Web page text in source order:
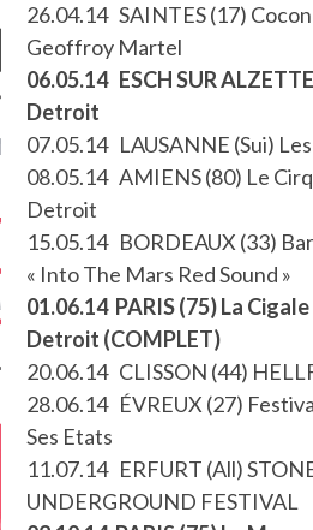
CRITIQUES
REV...
5.4
CLAN – A BE...
6.8
– HEL...
26.04.14 SAINTES (17)
Geoffroy Martel
06.05.14 ESCH SUR
Detroit
07.05.14 LAUSANNE (Sui)
08.05.14 AMIENS (80) Le
Detroit
15.05.14 BORDEAUX (33)
« Into The Mars Red Sound »
01.06.14 PARIS (75) La
Detroit (COMPLET)
20.06.14 CLISSON (44)
28.06.14 ÉVREUX (27)
Ses Etats
11.07.14 ERFURT (All)
UNDERGROUND FESTIVAL